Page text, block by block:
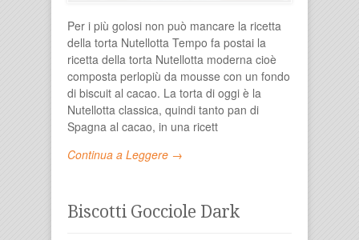
Per i più golosi non può mancare la ricetta
della torta Nutellotta Tempo fa postai la
ricetta della torta Nutellotta moderna cioè
composta perlopiù da mousse con un fondo
di biscuit al cacao. La torta di oggi è la
Nutellotta classica, quindi tanto pan di
Spagna al cacao, in una ricett
Continua a Leggere →
Biscotti Gocciole Dark